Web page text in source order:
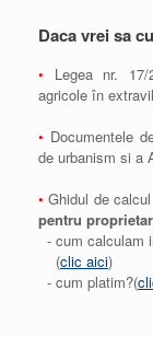
Daca vrei sa
• Legea nr. 17/
agricole în
• Documentele
de urbanism si a
• Ghidul de
pentru
- cum calculam
(clic aici)
- cum platim?(